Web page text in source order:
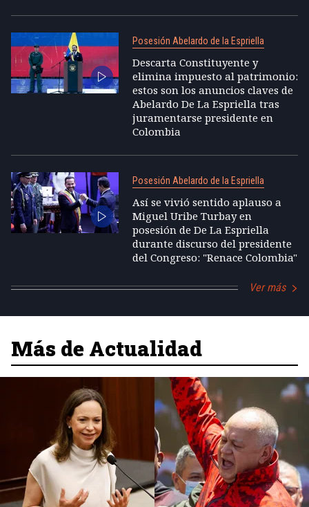
Posesión Abelardo de la Espriella
Descarta Constituyente y
elimina impuesto al patrimonio:
estos son los anuncios claves de
Abelardo De La Espriella tras
juramentarse presidente en
Colombia
Posesión Abelardo de la Espriella
Así se vivió sentido aplauso a
Miguel Uribe Turbay en
posesión de De La Espriella
durante discurso del presidente
del Congreso: "Renace Colombia"
Ver más
Más de Actualidad